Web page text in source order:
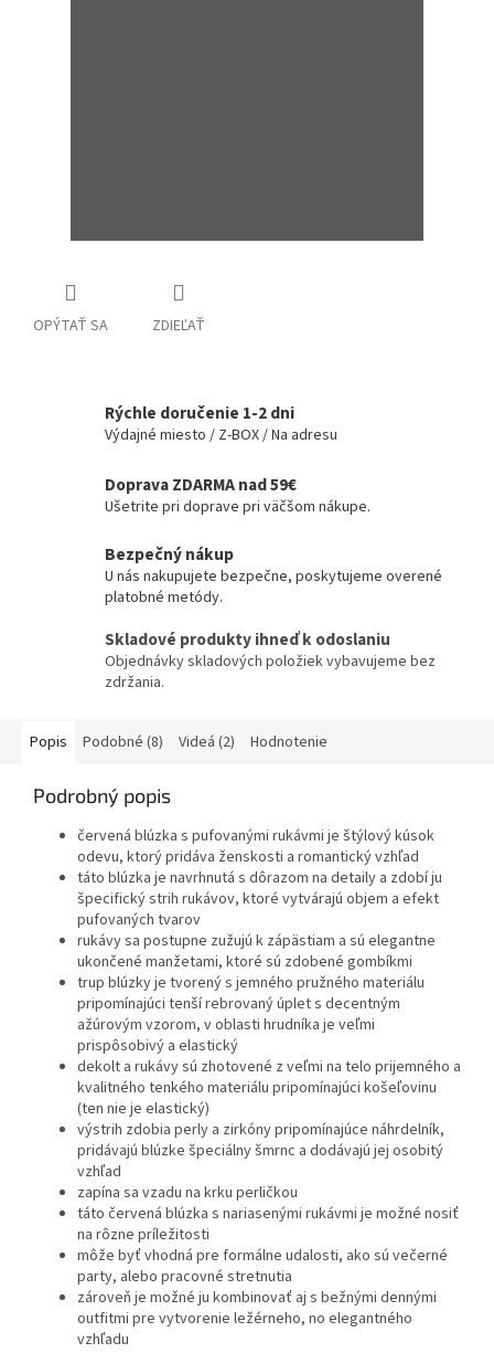
OPÝTAŤ SA ZDIEĽAŤ
Rýchle doručenie 1-2 dni
Výdajné miesto / Z-BOX / Na adresu
Doprava ZDARMA nad 59€
Ušetrite pri doprave pri väčšom nákupe.
Bezpečný nákup
U nás nakupujete bezpečne, poskytujeme overené
platobné metódy.
Skladové produkty ihneď k odoslaniu
Objednávky skladových položiek vybavujeme bez
zdržania.
Popis Podobné (8) Videá (2) Hodnotenie
Podrobný popis
červená blúzka s pufovanými rukávmi je štýlový kúsok
odevu, ktorý pridáva ženskosti a romantický vzhľad
táto blúzka je navrhnutá s dôrazom na detaily a zdobí ju
špecifický strih rukávov, ktoré vytvárajú objem a efekt
pufovaných tvarov
rukávy sa postupne zužujú k zápästiam a sú elegantne
ukončené manžetami, ktoré sú zdobené gombíkmi
trup blúzky je tvorený s jemného pružného materiálu
pripomínajúci tenší rebrovaný úplet s decentným
ažúrovým vzorom, v oblasti hrudníka je veľmi
prispôsobivý a elastický
dekolt a rukávy sú zhotovené z veľmi na telo prijemného a
kvalitného tenkého materiálu pripomínajúci košeľovinu
(ten nie je elastický)
výstrih zdobia perly a zirkóny pripomínajúce náhrdelník,
pridávajú blúzke špeciálny šmrnc a dodávajú jej osobitý
vzhľad
zapína sa vzadu na krku perličkou
táto červená blúzka s nariasenými rukávmi je možné nosiť
na rôzne príležitosti
môže byť vhodná pre formálne udalosti, ako sú večerné
party, alebo pracovné stretnutia
zároveň je možné ju kombinovať aj s bežnými dennými
outfitmi pre vytvorenie ležérneho, no elegantného
vzhľadu